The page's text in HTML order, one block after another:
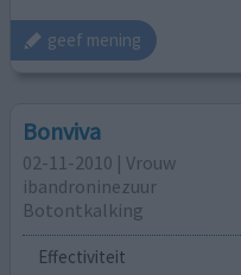
geef mening
Bonviva
02-11-2010 | Vrouw
ibandroninezuur
Botontkalking
Effectiviteit